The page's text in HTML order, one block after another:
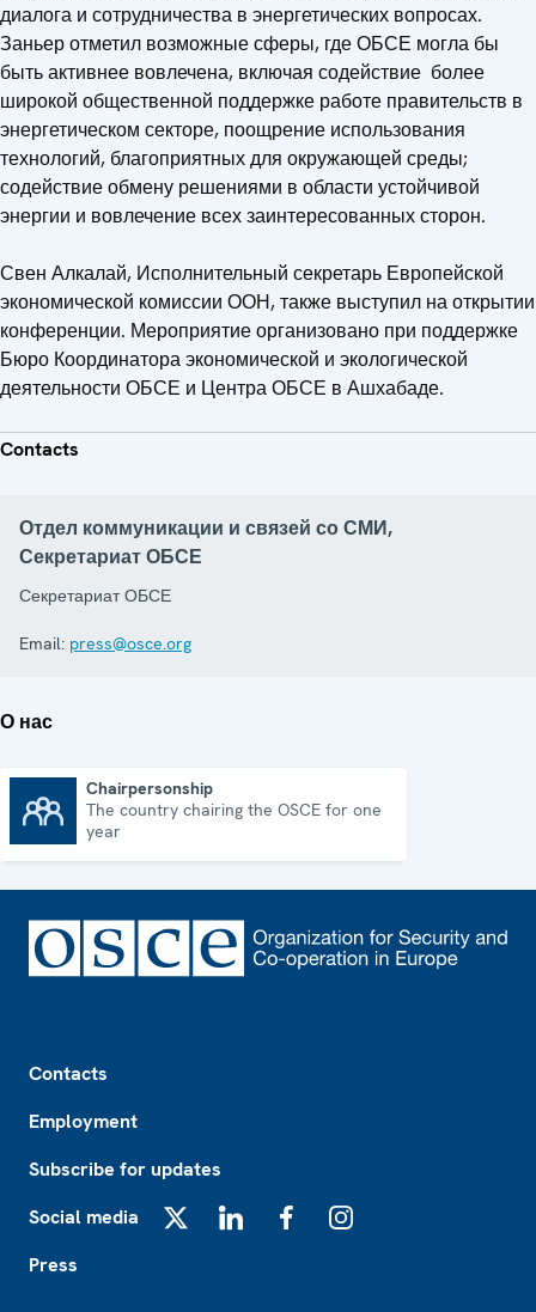
диалога и сотрудничества в энергетических вопросах.
Заньер отметил возможные сферы, где ОБСЕ могла бы
быть активнее вовлечена, включая содействие более
широкой общественной поддержке работе правительств в
энергетическом секторе, поощрение использования
технологий, благоприятных для окружающей среды;
содействие обмену решениями в области устойчивой
энергии и вовлечение всех заинтересованных сторон.
Свен Алкалай, Исполнительный секретарь Европейской
экономической комиссии ООН, также выступил на открытии
конференции. Мероприятие организовано при поддержке
Бюро Координатора экономической и экологической
деятельности ОБСЕ и Центра ОБСЕ в Ашхабаде.
Contacts
Отдел коммуникации и связей со СМИ,
Секретариат ОБСЕ
Секретариат ОБСЕ
Email: press@osce.org
О нас
Chairpersonship
The country chairing the OSCE for one
year
Contacts
Employment
Subscribe for updates
Social media
Press